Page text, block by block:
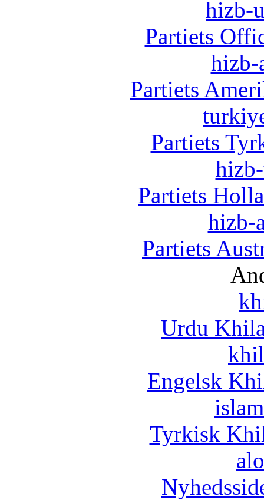
hizb-
Partiets
hizb-
Partiets
Partiets
Partiets
hizb-
Partiets
Urdu
Engelsk
Tyrkisk